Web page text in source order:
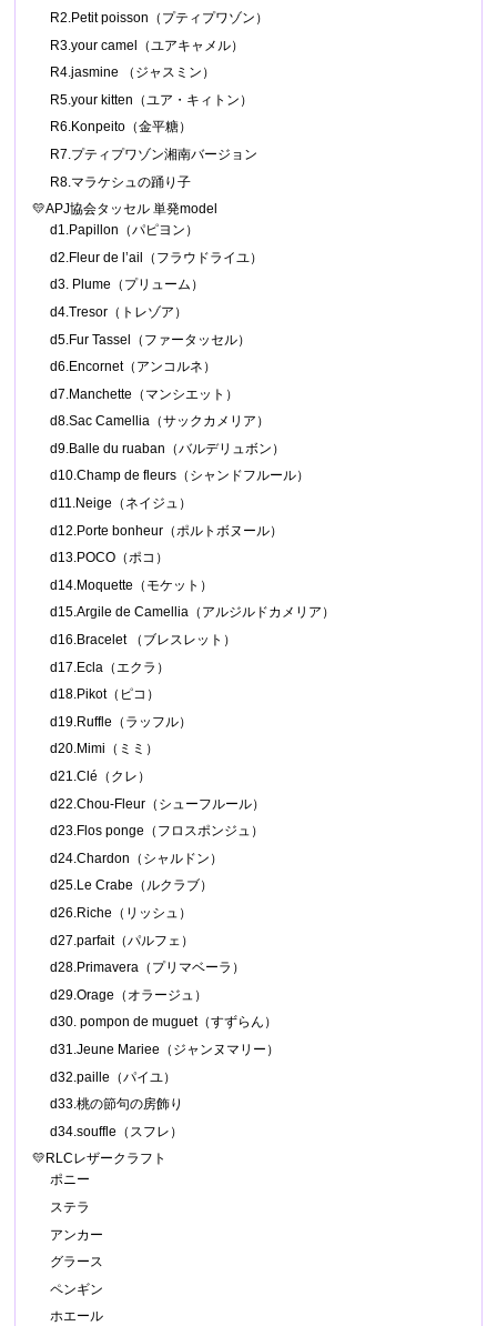
R2.Petit poisson（プティプワゾン）
R3.your camel（ユアキャメル）
R4.jasmine （ジャスミン）
R5.your kitten（ユア・キィトン）
R6.Konpeito（金平糖）
R7.プティプワゾン湘南バージョン
R8.マラケシュの踊り子
💛APJ協会タッセル 単発model
d1.Papillon（パピヨン）
d2.Fleur de l’ail（フラウドライユ）
d3. Plume（プリューム）
d4.Tresor（トレゾア）
d5.Fur Tassel（ファータッセル）
d6.Encornet（アンコルネ）
d7.Manchette（マンシエット）
d8.Sac Camellia（サックカメリア）
d9.Balle du ruaban（バルデリュボン）
d10.Champ de fleurs（シャンドフルール）
d11.Neige（ネイジュ）
d12.Porte bonheur（ポルトボヌール）
d13.POCO（ポコ）
d14.Moquette（モケット）
d15.Argile de Camellia（アルジルドカメリア）
d16.Bracelet （ブレスレット）
d17.Ecla（エクラ）
d18.Pikot（ピコ）
d19.Ruffle（ラッフル）
d20.Mimi（ミミ）
d21.Clé（クレ）
d22.Chou-Fleur（シューフルール）
d23.Flos ponge（フロスポンジュ）
d24.Chardon（シャルドン）
d25.Le Crabe（ルクラブ）
d26.Riche（リッシュ）
d27.parfait（パルフェ）
d28.Primavera（プリマベーラ）
d29.Orage（オラージュ）
d30. pompon de muguet（すずらん）
d31.Jeune Mariee（ジャンヌマリー）
d32.paille（パイユ）
d33.桃の節句の房飾り
d34.souffle（スフレ）
💛RLCレザークラフト
ポニー
ステラ
アンカー
グラース
ペンギン
ホエール